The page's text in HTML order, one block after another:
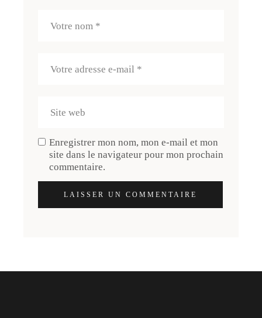
Enregistrer mon nom, mon e-mail et mon
site dans le navigateur pour mon prochain
commentaire.
LAISSER UN COMMENTAIRE